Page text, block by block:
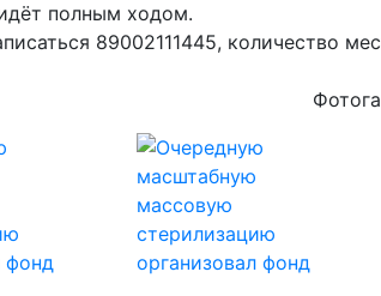
полным ходом.
89002111445, количество